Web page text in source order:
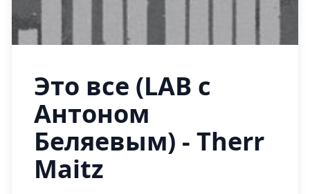
Это все (LAB с
Антоном
Беляевым) - Therr
Maitz